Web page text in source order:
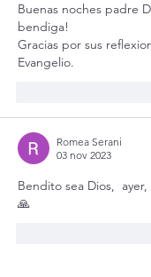
Buenas noches padre
bendiga!
Gracias por sus
Evangelio.
Romea Serani
03 nov 2023
Bendito sea Dios,
🙏